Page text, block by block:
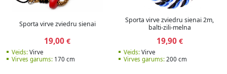
Sporta virve zviedru sienai
19,00 €
Veids:Virve
Virves garums:170 cm
Sporta virve zviedru sienai 2m,
balti-zili-melna
19,90€
Veids: Virve
Virves garums: 200 cm